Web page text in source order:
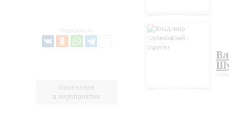
Поделиться:
Изменения
в мероприятии